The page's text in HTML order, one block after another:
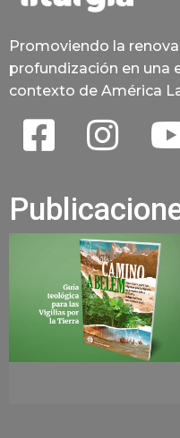
Promoviendo la
profundización en una
contexto de América